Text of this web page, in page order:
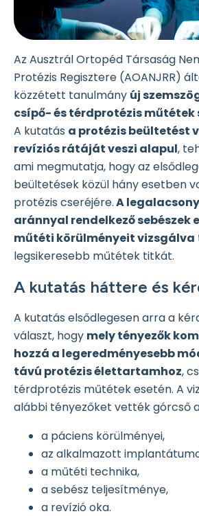
Az Ausztrál Ortopéd Társaság
Protézis Regisztere (AOANJRR)
közzétett tanulmány új
csípő- és térdprotézis
A kutatás a protézis beültetést
revíziós rátáját veszi alapul,
ami megmutatja, hogy az
beültetések közül hány esetben
protézis cseréjére.A
aránnyal rendelkező sebészek
műtéti körülményeit vizsgálva
legsikeresebb műtétek titkát.
A kutatás háttere és
A kutatás elsődlegesen arra a
választ, hogy mely tényezők
hozzá a legeredményesebb
távú protézis élettartamhoz,
térdprotézis műtétek esetén. A
alábbi tényezőket vették górcső
a páciens körülményei,
az alkalmazott
a műtéti technika,
a sebész teljesítménye,
a revízió oka.